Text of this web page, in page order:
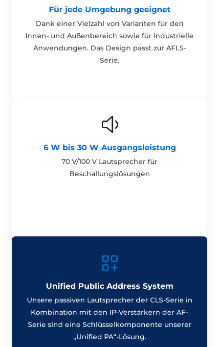
Für jede Umgebung geeignet
Dank einer Vielzahl von Varianten für den
Innen- und Außenbereich sowie für industrielle
Anwendungen. Das Design passt zur AFLS-
Serie.
6 W bis 30 W Ausgangsleistung
70 V/100 V Lautsprecher für
Beschallungslösungen
Unified Public Address System
Unsere passiven Lautsprecher der CLS-Serie in
Kombination mit den IP-Verstärkern der AF-
Serie sind eine Schlüsselkomponente unserer
„Unified PA“-Lösung.